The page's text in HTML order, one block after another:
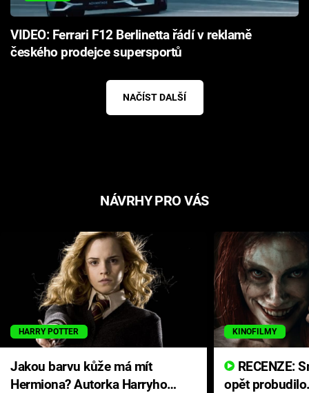
VIDEO: Ferrari F12 Berlinetta řádí v reklamě
českého prodejce supersportů
NAČÍST DALŠÍ
NÁVRHY PRO VÁS
HARRY POTTER
Jakou barvu kůže má mít
Hermiona? Autorka Harryho
KINOFILMY
opět